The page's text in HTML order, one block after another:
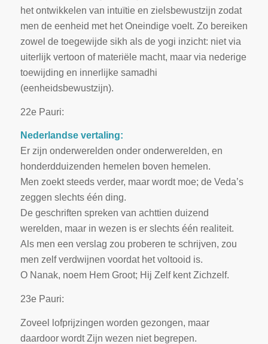
het ontwikkelen van intuïtie en zielsbewustzijn zodat
men de eenheid met het Oneindige voelt. Zo bereiken
zowel de toegewijde sikh als de yogi inzicht: niet via
uiterlijk vertoon of materiële macht, maar via nederige
toewijding en innerlijke samadhi
(eenheidsbewustzijn).
22e Pauri:
Nederlandse vertaling:
Er zijn onderwerelden onder onderwerelden, en
honderdduizenden hemelen boven hemelen.
Men zoekt steeds verder, maar wordt moe; de Veda’s
zeggen slechts één ding.
De geschriften spreken van achttien duizend
werelden, maar in wezen is er slechts één realiteit.
Als men een verslag zou proberen te schrijven, zou
men zelf verdwijnen voordat het voltooid is.
O Nanak, noem Hem Groot; Hij Zelf kent Zichzelf.
23e Pauri:
Zoveel lofprijzingen worden gezongen, maar
daardoor wordt Zijn wezen niet begrepen.